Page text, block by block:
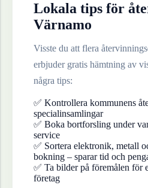
Lokala tips för
Värnamo
Visste du att flera
erbjuder gratis hämtning av
några tips:
✅ Kontrollera kommunens
specialinsamlingar
✅ Boka bortforsling under
service
✅ Sortera elektronik, metall
bokning – sparar tid och
✅ Ta bilder på föremålen för
företag